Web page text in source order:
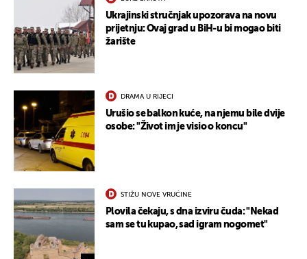
Ukrajinski stručnjak upozorava na novu
prijetnju: Ovaj grad u BiH-u bi mogao biti
žarište
DRAMA U RIJECI
Urušio se balkon kuće, na njemu bile dvije
osobe: "Život im je visio o koncu"
STIŽU NOVE VRUĆINE
Plovila čekaju, s dna izviru čuda: "Nekad
sam se tu kupao, sad igram nogomet"